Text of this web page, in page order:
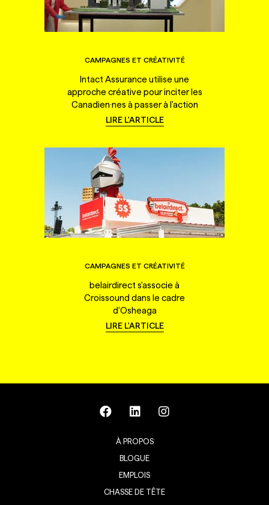
CAMPAGNES ET CRÉATIVITÉ
Intact Assurance utilise une
approche créative pour inciter les
Canadien·nes à passer à l'action
LIRE L'ARTICLE
CAMPAGNES ET CRÉATIVITÉ
belairdirect s'associe à
Croissound dans le cadre
d'Osheaga
LIRE L'ARTICLE
À PROPOS
BLOGUE
EMPLOIS
CHASSE DE TÊTE